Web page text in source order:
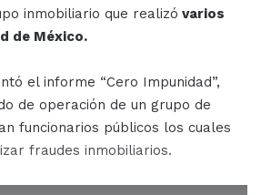
inmobiliario que realizó varios
de México.
el informe “Cero Impunidad”,
de operación de un grupo de
funcionarios públicos los cuales
fraudes inmobiliarios.